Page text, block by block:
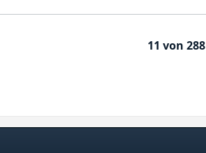
11 von 288